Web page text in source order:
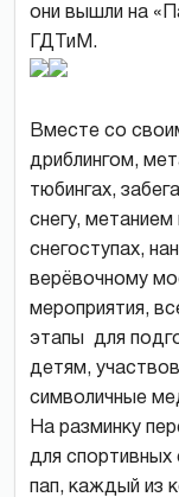
они вышли на
ГДТиМ.
Вместе со
дриблингом,
тюбингах,
снегу,
снегоступах,
верёвочному
мероприятия,
этапы для
детям,
символичные
На разминку
для спортивных
пап, каждый из